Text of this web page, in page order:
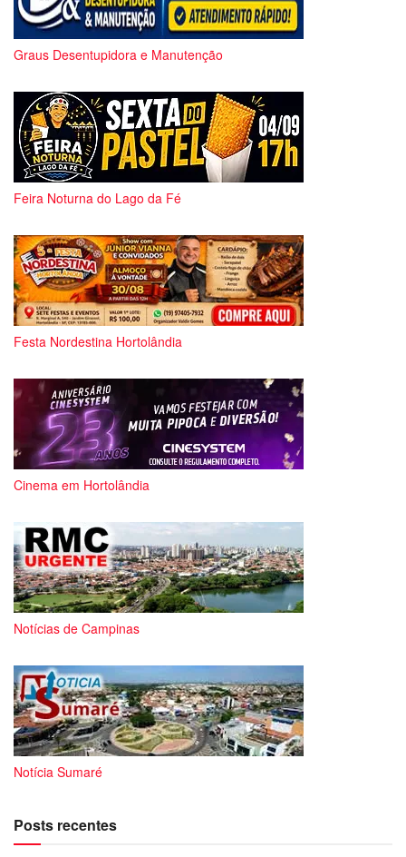
Graus Desentupidora e Manutenção
Feira Noturna do Lago da Fé
Festa Nordestina Hortolândia
Cinema em Hortolândia
Notícias de Campinas
Notícia Sumaré
Posts recentes